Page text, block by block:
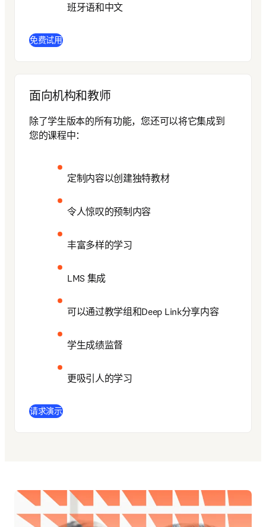
班牙语和中文
免费试用(
面向机构和教师
除了学生版本的所有功能，您还可以将它集成到
您的课程中：
定制内容以创建独特教材
令人惊叹的预制内容
丰富多样的学习
LMS 集成
可以通过教学组和Deep Link分享内容
学生成绩监督
更吸引人的学习
请求演示